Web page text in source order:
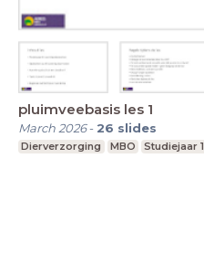
pluimveebasis les 1
March 2026- 26 slides
Dierverzorging MBO Studiejaar 1